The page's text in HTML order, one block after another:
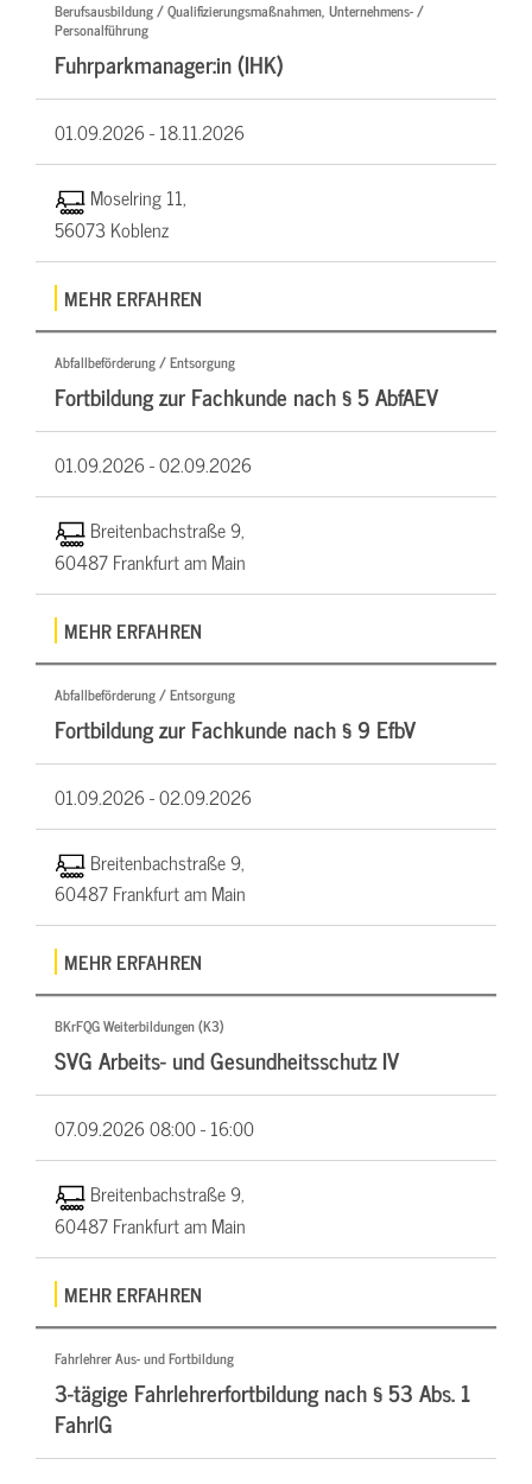
Berufsausbildung / Qualifizierungsmaßnahmen, Unternehmens- /
Personalführung
Fuhrparkmanager:in (IHK)
01.09.2026 -18.11.2026
Moselring 11,
56073 Koblenz
MEHR ERFAHREN
Abfallbeförderung / Entsorgung
Fortbildung zur Fachkunde nach § 5 AbfAEV
01.09.2026 -02.09.2026
Breitenbachstraße 9,
60487 Frankfurt am Main
MEHR ERFAHREN
Abfallbeförderung / Entsorgung
Fortbildung zur Fachkunde nach § 9 EfbV
01.09.2026 -02.09.2026
Breitenbachstraße 9,
60487 Frankfurt am Main
MEHR ERFAHREN
BKrFQG Weiterbildungen (K3)
SVG Arbeits- und Gesundheitsschutz IV
07.09.202608:00 - 16:00
Breitenbachstraße 9,
60487 Frankfurt am Main
MEHR ERFAHREN
Fahrlehrer Aus- und Fortbildung
3-tägige Fahrlehrerfortbildung nach § 53 Abs. 1
FahrlG